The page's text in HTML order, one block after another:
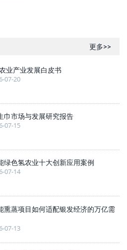
更多>>
业产业发展白皮书
07-20
巾市场与发展研究报告
07-15
绿色氢农业十大创新应用案例
07-14
熏蒸项目如何适配银发经济的万亿需
07-13